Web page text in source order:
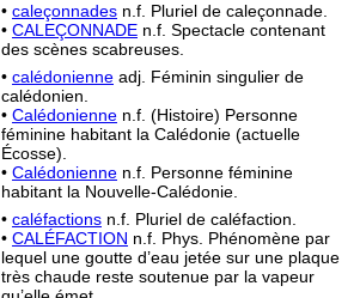
• caleçonnades n.f. Pluriel de caleçonnade.
• CALEÇONNADE n.f. Spectacle contenant
des scènes scabreuses.
• calédonienne adj. Féminin singulier de
calédonien.
• Calédonienne n.f. (Histoire) Personne
féminine habitant la Calédonie (actuelle
Écosse).
• Calédonienne n.f. Personne féminine
habitant la Nouvelle-Calédonie.
• caléfactions n.f. Pluriel de caléfaction.
• CALÉFACTION n.f. Phys. Phénomène par
lequel une goutte d’eau jetée sur une plaque
très chaude reste soutenue par la vapeur